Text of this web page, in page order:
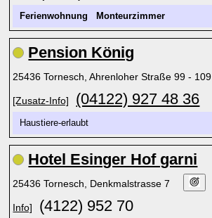
Ferienwohnung Monteurzimmer
Pension König
25436 Tornesch, Ahrenloher Straße 99 - 109
[Zusatz-Info] (04122) 927 48 36
Haustiere-erlaubt
Hotel Esinger Hof garni
25436 Tornesch, Denkmalstrasse 7
Info] (4122) 952 70